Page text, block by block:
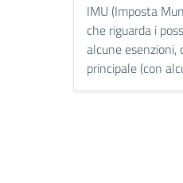
IMU (Imposta
che riguarda i
alcune esenzioni,
principale (con